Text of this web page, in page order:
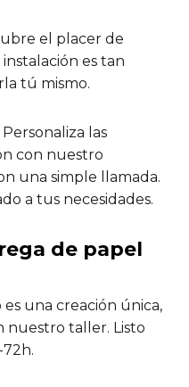
el placer de
es tan
tú mismo.
Personaliza las
con nuestro
una simple llamada.
a tus necesidades.
de papel
es una creación única,
nuestro taller. Listo